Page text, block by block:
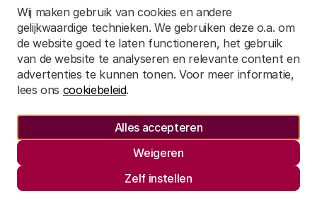
Wij maken gebruik van cookies en andere
gelijkwaardige technieken. We gebruiken deze o.a. om
de website goed te laten functioneren, het gebruik
van de website te analyseren en relevante content en
advertenties te kunnen tonen. Voor meer informatie,
lees ons cookiebeleid.
Alles accepteren
Weigeren
Zelf instellen
Wouter Nieuwenhuizen MSc
Onderzoeker
Lees meer